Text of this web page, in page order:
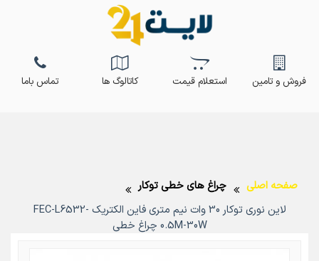
فروش و تامین استعلام قیمت کاتالوگ ها تماس باما
صفحه اصلی
چراغ های خطی توکار
لاین نوری توکار 30 وات نیم متری فاین الکتریک FEC-L6532-
0.5M-30W چراغ خطی